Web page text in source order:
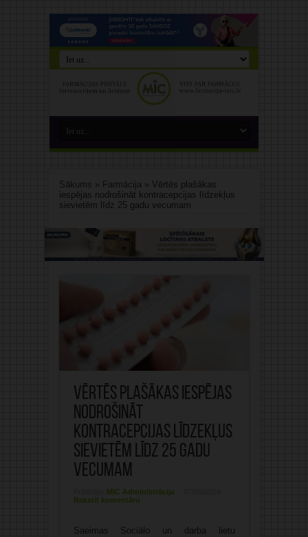
Sākums » Farmācija» Vērtēs plašākas
iespējas nodrošināt kontracepcijas līdzekļus
sievietēm līdz 25 gadu vecumam
Vērtēs plašākas iespējas
nodrošināt
kontracepcijas līdzekļus
sievietēm līdz 25 gadu
vecumam
MIC Administrācija
Rakstīt komentāru
Saeimas Sociālo un darba lietu